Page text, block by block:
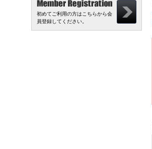
初めてご利用の方はこちらから会
員登録してください。